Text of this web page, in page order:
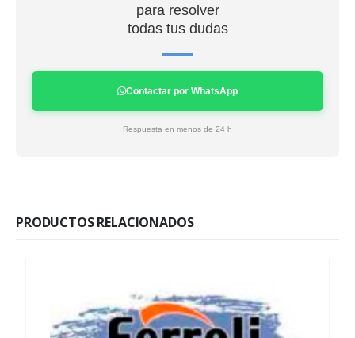
para resolver
todas tus dudas
Contactar por WhatsApp
Respuesta en menos de 24 h
PRODUCTOS RELACIONADOS